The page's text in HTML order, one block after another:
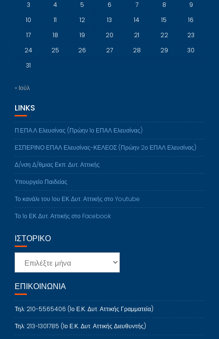
3
4 5 6 7 8
9
10
11 12 13 14 15
16
17
18 19 20 21 22
23
24
25 26 27 28 29
30
31
« Ιούλ
LINKS
Π.ΕΠΑ.Λ Ελευσίνας (Πρώην 1ο ΕΠΑΛ Ελευσίνας)
ΕΣΠΕΡΙΝΟ ΕΠΑΛ Ελευσίνας-ΚΕΛΕΟΣ (Πρώην 2ο ΕΠΑΛ Ελευσίνας)
Δ/νση Δ/θμιας Εκπ. Δυτ. Αττικής
Υπουργείο Παιδείας
Το κανάλι του 1ου ΕΚ Δυτ. Αττικής στο Youtube
Το 1ο ΕΚ Δυτ. Αττικής στο Facebook
ΙΣΤΟΡΙΚΌ
ΕΠΙΚΟΙΝΩΝΙΑ
Τηλ: 210-5565406 (1ο Ε.Κ. Δυτ. Αττικής Γραμματεία)
Τηλ: 213-1301785 (1ο Ε.Κ. Δυτ. Αττικής Διευθυντής)